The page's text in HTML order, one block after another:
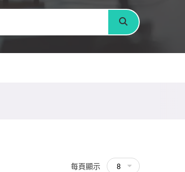
搜尋
每頁顯示 8